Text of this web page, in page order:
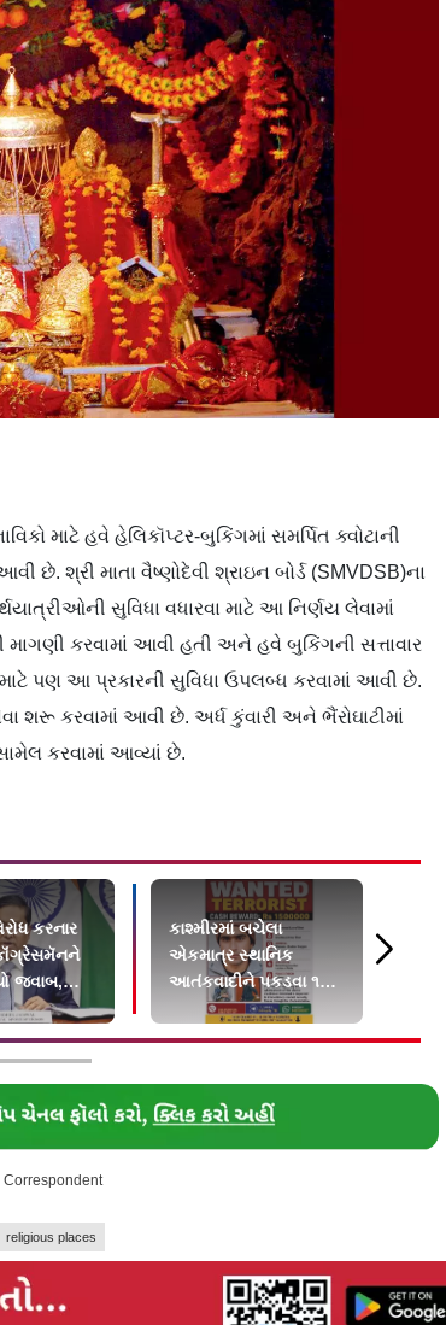
માટે હવે હેલિકૉપ્ટર-બુકિંગમાં સમર્પિત ક્વોટાની
છે. શ્રી માતા વૈષ્ણોદેવી શ્રાઇન બોર્ડ (SMVDSB)ના
સુવિધા વધારવા માટે આ નિર્ણય લેવામાં
કરવામાં આવી હતી અને હવે બુકિંગની સત્તાવાર
પણ આ પ્રકારની સુવિધા ઉપલબ્ધ કરવામાં આવી છે.
શરૂ કરવામાં આવી છે. અર્ધ કુંવારી અને ભૈંરોઘાટીમાં
કરવામાં આવ્યાં છે.
કરનાર
જવાબ,
ભંડોળ…
કાશ્મીરમાં બચેલા
એકમાત્ર સ્થાનિક
આતંકવાદીને પકડવા ૧૫
લાખનું ઇનામ
Correspondent
religious places